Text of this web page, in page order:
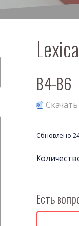
В4-В6
Обновлено
Есть